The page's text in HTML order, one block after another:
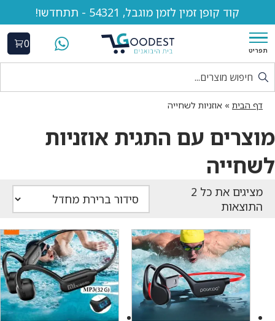
קוד קופן זמין לזמן מוגבל, 54321 - תתחדשו!
תפריט
0
דף הבית » אוזניות לשחייה
מוצרים עם התגית אוזניות
לשחייה
התוצאות